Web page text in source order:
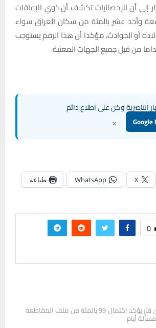
إلى أن الإحصائيات تكشف أن ذوي الإعاقات
وأحد عشر بالمئة من سكان العراق سواء
أو الحوادث، مؤكدا أن هذا الرقم يستوجب
من قبل جميع الجهات المعنية.
الناصرية وكن على اطلاع دائم
×
X
WhatsApp طباعة
0
معاون محافظ ذي قار يؤكد اكتمال 99 بالمئة من ملف المقاطعة